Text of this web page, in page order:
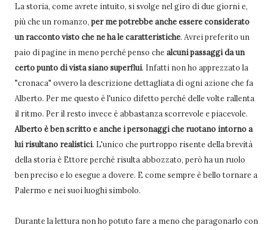
La storia, come avrete intuito, si svolge nel giro di due giorni e,
più che un romanzo, per me potrebbe anche essere considerato
un racconto visto che ne ha le caratteristiche. Avrei preferito un
paio di pagine in meno perché penso chealcuni passaggi da un
certo punto di vista siano superflui. Infatti non ho apprezzato la
"cronaca" ovvero la descrizione dettagliata di ogni azione che fa
Alberto. Per me questo è l'unico difetto perché delle volte rallenta
il ritmo. Per il resto invece è abbastanza scorrevole e piacevole.
Alberto è ben scritto e anche i personaggi che ruotano intorno a
lui risultano realistici. L'unico che purtroppo risente della brevità
della storia è Ettore perché risulta abbozzato, però ha un ruolo
ben preciso e lo esegue a dovere. E come sempre è bello tornare a
Palermo e nei suoi luoghi simbolo.
Durante la lettura non ho potuto fare a meno che paragonarlo con